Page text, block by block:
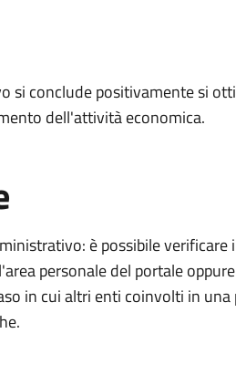
si conclude positivamente si
dell'attività economica.
è possibile verificare
personale del portale
in cui altri enti coinvolti in una